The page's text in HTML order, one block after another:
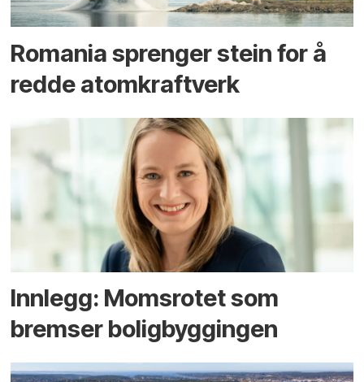
Romania sprenger stein for å
redde atomkraftverk
Innlegg: Moms­rotet som
bremser bolig­byggingen